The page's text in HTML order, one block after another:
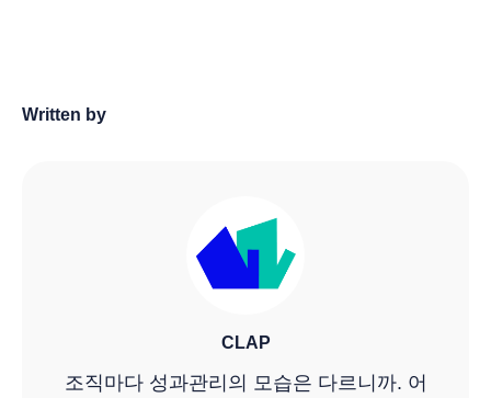
Written by
CLAP
조직마다 성과관리의 모습은 다르니까. 어